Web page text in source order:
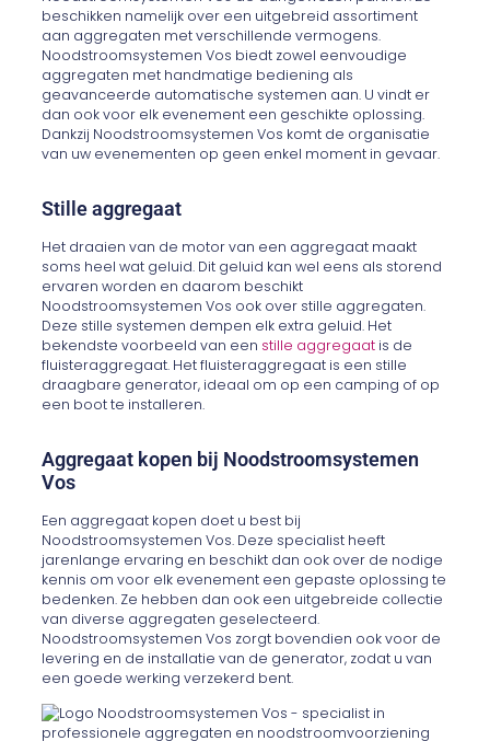
beschikken namelijk over een uitgebreid assortiment
aan aggregaten met verschillende vermogens.
Noodstroomsystemen Vos biedt zowel eenvoudige
aggregaten met handmatige bediening als
geavanceerde automatische systemen aan. U vindt er
dan ook voor elk evenement een geschikte oplossing.
Dankzij Noodstroomsystemen Vos komt de organisatie
van uw evenementen op geen enkel moment in gevaar.
Stille aggregaat
Het draaien van de motor van een aggregaat maakt
soms heel wat geluid. Dit geluid kan wel eens als storend
ervaren worden en daarom beschikt
Noodstroomsystemen Vos ook over stille aggregaten.
Deze stille systemen dempen elk extra geluid. Het
bekendste voorbeeld van een stille aggregaat is de
fluisteraggregaat. Het fluisteraggregaat is een stille
draagbare generator, ideaal om op een camping of op
een boot te installeren.
Aggregaat kopen bij Noodstroomsystemen
Vos
Een aggregaat kopen doet u best bij
Noodstroomsystemen Vos. Deze specialist heeft
jarenlange ervaring en beschikt dan ook over de nodige
kennis om voor elk evenement een gepaste oplossing te
bedenken. Ze hebben dan ook een uitgebreide collectie
van diverse aggregaten geselecteerd.
Noodstroomsystemen Vos zorgt bovendien ook voor de
levering en de installatie van de generator, zodat u van
een goede werking verzekerd bent.